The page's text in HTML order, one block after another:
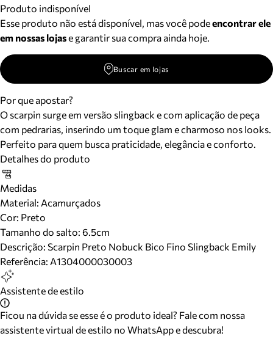
Produto indisponível
Esse produto não está disponível, mas você podeencontrar ele
em nossas lojase garantir sua compra ainda hoje.
Buscar em lojas
Por que apostar?
O scarpin surge em versão slingback e com aplicação de peça
com pedrarias, inserindo um toque glam e charmoso nos looks.
Perfeito para quem busca praticidade, elegância e conforto.
Detalhes do produto
Medidas
Material: Acamurçados
Cor: Preto
Tamanho do salto: 6.5cm
Descrição: Scarpin Preto Nobuck Bico Fino Slingback Emily
Referência: A1304000030003
Assistente de estilo
Ficou na dúvida se esse é o produto ideal? Fale com nossa
assistente virtual de estilo no WhatsApp e descubra!